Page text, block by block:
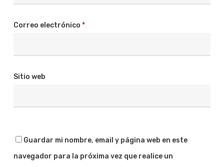
Correo electrónico *
Sitio web
Guardar mi nombre, email y página web en este
navegador para la próxima vez que realice un